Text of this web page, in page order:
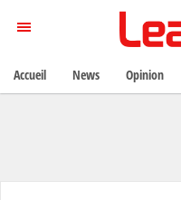
Accueil News Opinion